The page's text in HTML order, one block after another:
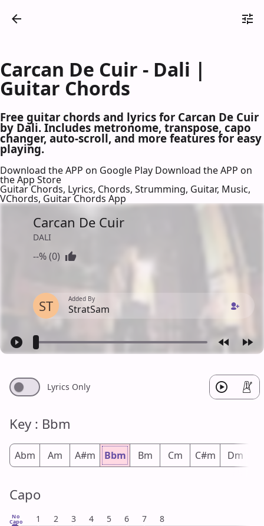
Carcan De Cuir - Dali |
Guitar Chords
Free guitar chords and lyrics for Carcan De Cuir
by Dali. Includes metronome, transpose, capo
changer, auto-scroll, and more features for easy
playing.
Download the APP on Google Play Download the APP on
the App Store
Guitar Chords, Lyrics, Chords, Strumming, Guitar, Music,
VChords, Guitar Chords App
Carcan De Cuir
DALI
--% (0)
ST Added By
StratSam
Lyrics Only
Key : Bbm
Abm Am A#m Bbm Bm Cm C#m Dm
Capo
No
Capo 1 2 3 4 5 6 7 8